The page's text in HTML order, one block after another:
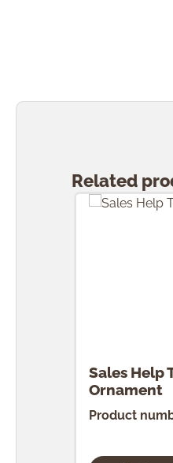
Related
Sales Help
Ornament
Product